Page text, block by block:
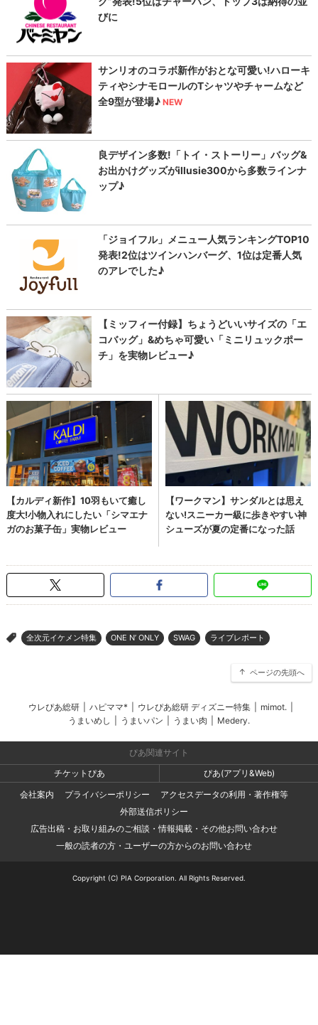
> 全次元イケメン特集 ONE N’ ONLY SWAG ライブレポート
ページの先頭へ
ウレぴあ総研 ハピママ* ウレぴあ総研 ディズニー特集 mimot.
うまいめし
うまいパン うまい肉 Medery.
ぴあ関連サイト
チケットぴあ
ぴあ(アプリ&Web)
会社案内
プライバシーポリシー
アクセスデータの利用・著作権等
外部送信ポリシー
広告出稿・お取り組みのご相談・情報掲載・その他お問い合わせ
一般の読者の方・ユーザーの方からのお問い合わせ
Copyright (C) PIA Corporation. All Rights Reserved.